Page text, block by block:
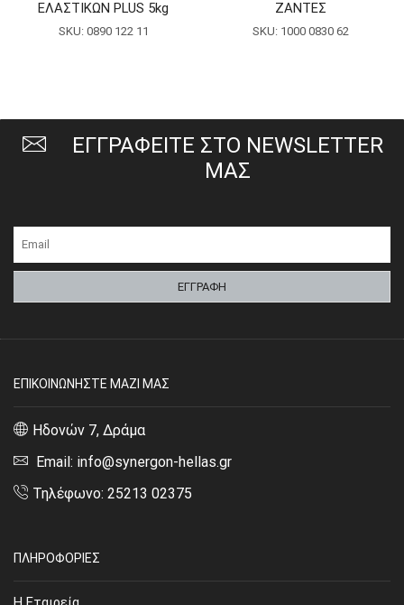
ΕΛΑΣΤΙΚΩΝ PLUS 5kg
SKU: 0890 122 11
ΖΑΝΤΕΣ
SKU: 1000 0830 62
ΕΓΓΡΑΦΕΙΤΕ ΣΤΟ NEWSLETTER
ΜΑΣ
ΕΠΙΚΟΙΝΩΝΗΣΤΕ ΜΑΖΙ ΜΑΣ
Ηδονών 7, Δράμα
Email: info@synergon-hellas.gr
Τηλέφωνο: 25213 02375
ΠΛΗΡΟΦΟΡΙΕΣ